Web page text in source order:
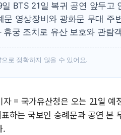
BTS 21일 복귀 공연 앞두고
문 영상장비와 광화문 무대 주
휴궁 조치로 유산 보호와 관람
로 정확하지 않을 수 있어요.
= 국가유산청은 오는 21일
하는 국보인 숭례문과 공연 본
.